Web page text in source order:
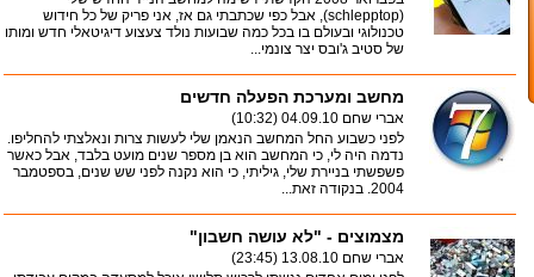
(schlepptop), אבל כפי שכתבתי גם אז, אני פריק של כל חידוש
טכנולוגי ובעולם בו בכל כמה שבועות נולד צעצוע דיגיטאלי חדש ומותו
של סטיב ג'ובס יצר צונמי...
מחשב ומערכת הפעלה חדשים
אברי שחם 04.09.10 (10:32)
לפני כשבוע החל המחשב הנאמן שלי לעשות צרות ונאלצתי להחליפו.
נדמה היה לי, כי המחשב הוא בן מספר שנים מועט בלבד, אבל כאשר
פשפשתי בניירת שלי, גיליתי, כי הוא נקנה לפני שש שנים, בספטמבר
2004. בנקודה זאת...
מצמוצים - "לא עושה חשבון"
אברי שחם 13.08.10 (23:45)